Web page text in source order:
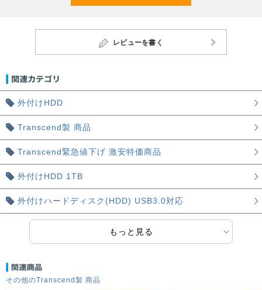
レビューを書く
外付けHDD
Transcend製 商品
Transcend緊急値下げ 激安特価商品
外付けHDD 1TB
外付けハードディスク(HDD) USB3.0対応
もっと見る
その他のTranscend製 商品